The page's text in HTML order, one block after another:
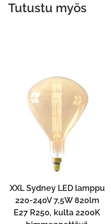
Tutustu myös
XXL Sydney LED lamppu
220-240V 7,5W 820lm
E27 R250, kulta 2200K